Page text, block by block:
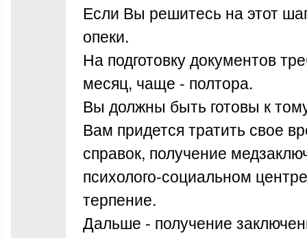
Если Вы решитесь на этот
опеки.
На подготовку документов
месяц, чаще - полтора.
Вы должны быть готовы к
Вам придется тратить свое
справок, получение
психолого-социальном
терпение.
Дальше - получение